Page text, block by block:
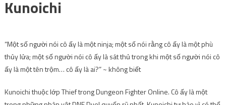
Kunoichi
“Một số người nói cô ấy là một ninja; một số nói rằng cô ấy là một phù
thủy lửa; một số người nói cô ấy là sát thủ trong khi một số người nói cô
ấy là một tên trộm… cô ấy là ai?” ~ không biết
Kunoichi thuộc lớp Thief trong Dungeon Fighter Online. Cô ấy là một